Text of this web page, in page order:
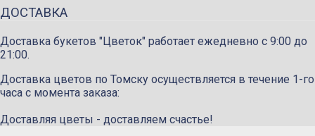
ДОСТАВКА
Доставка букетов "Цветок" работает ежедневно с 9:00 до
21:00.
Доставка цветов по Томску осуществляется в течение 1-го
часа с момента заказа:
Доставляя цветы - доставляем счастье!